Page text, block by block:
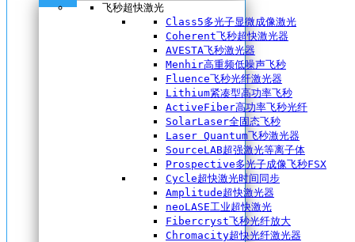
飞秒超快激光
Class5多光子显微成像激光
Coherent飞秒超快激光器
AVESTA飞秒激光器
Menhir高重频低噪声飞秒
Fluence飞秒光纤激光器
Lithium紧凑型高功率飞秒
ActiveFiber高功率飞秒光纤
SolarLaser全固态飞秒
Laser Quantum飞秒激光器
SourceLAB超强激光等离子体
Prospective多光子成像飞秒FSX
Cycle超快激光时间同步
Amplitude超快激光器
neoLASE工业超快激光
Fibercryst飞秒光纤放大
Chromacity超快光纤激光器